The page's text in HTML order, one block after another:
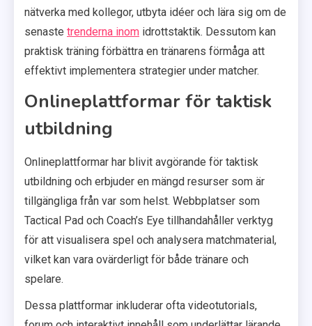
nätverka med kollegor, utbyta idéer och lära sig om de
senaste trenderna inom idrottstaktik. Dessutom kan
praktisk träning förbättra en tränarens förmåga att
effektivt implementera strategier under matcher.
Onlineplattformar för taktisk
utbildning
Onlineplattformar har blivit avgörande för taktisk
utbildning och erbjuder en mängd resurser som är
tillgängliga från var som helst. Webbplatser som
Tactical Pad och Coach’s Eye tillhandahåller verktyg
för att visualisera spel och analysera matchmaterial,
vilket kan vara ovärderligt för både tränare och
spelare.
Dessa plattformar inkluderar ofta videotutorials,